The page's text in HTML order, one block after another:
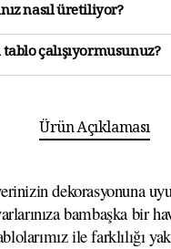
nasıl üretiliyor?
çalışıyormusunuz?
Ürün Açıklaması
dekorasyonuna
bambaşka bir
ile farklılığı